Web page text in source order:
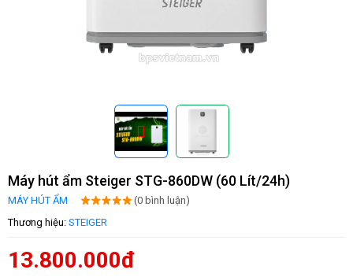
Máy hút ẩm Steiger STG-860DW (60 Lít/24h)
MÁY HÚT ẨM
(0 bình luận)
Thương hiệu: STEIGER
13.800.000đ